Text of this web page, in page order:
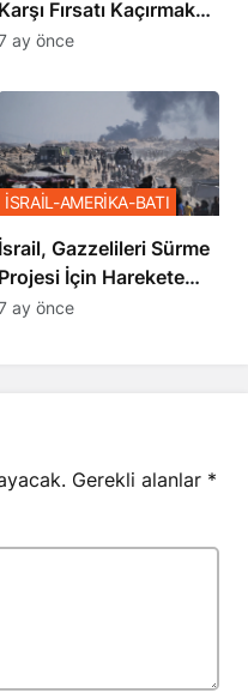
Karşı Fırsatı Kaçırmak
ay önce
İsrail, Gazzelileri Sürme
Projesi İçin Harekete
İSRAİL-AMERİKA-BATI
ay önce
Gerekli alanlar *